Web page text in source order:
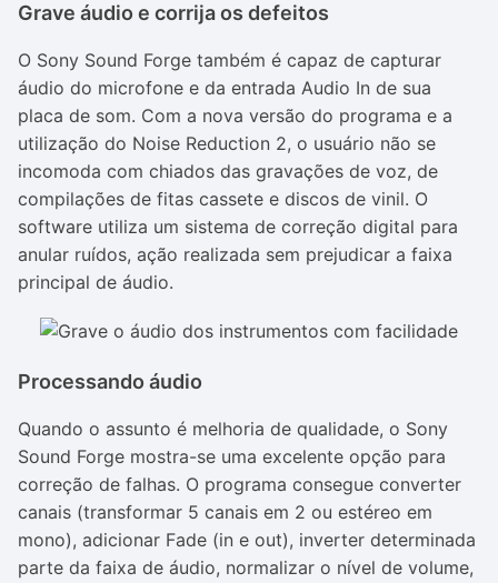
Grave áudio e corrija os defeitos
O Sony Sound Forge também é capaz de capturar
áudio do microfone e da entrada Audio In de sua
placa de som. Com a nova versão do programa e a
utilização do Noise Reduction 2, o usuário não se
incomoda com chiados das gravações de voz, de
compilações de fitas cassete e discos de vinil. O
software utiliza um sistema de correção digital para
anular ruídos, ação realizada sem prejudicar a faixa
principal de áudio.
Processando áudio
Quando o assunto é melhoria de qualidade, o Sony
Sound Forge mostra-se uma excelente opção para
correção de falhas. O programa consegue converter
canais (transformar 5 canais em 2 ou estéreo em
mono), adicionar Fade (in e out), inverter determinada
parte da faixa de áudio, normalizar o nível de volume,